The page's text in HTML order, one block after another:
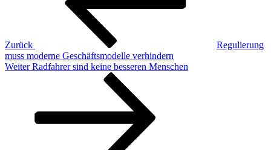
Zurück
Regulierung
muss moderne Geschäftsmodelle verhindern
Nächster
Weiter Radfahrer sind keine besseren Menschen